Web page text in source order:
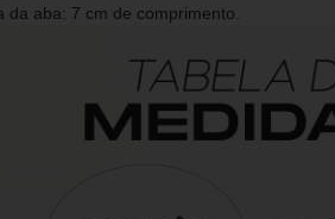
da aba: 7 cm de comprimento.